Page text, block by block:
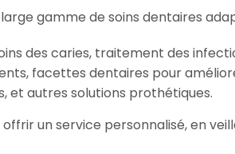
gamme de soins dentaires
des caries, traitement des
facettes dentaires pour
et autres solutions prothétiques.
un service personnalisé, en